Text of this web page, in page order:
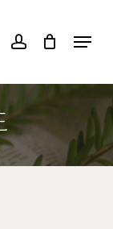
search account Menu
Close